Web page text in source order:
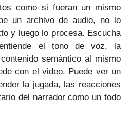
como si fueran un mismo
un archivo de audio, no lo
y luego lo procesa. Escucha
el tono de voz, la
semántico al mismo
con el video. Puede ver un
la jugada, las reacciones
del narrador como un todo